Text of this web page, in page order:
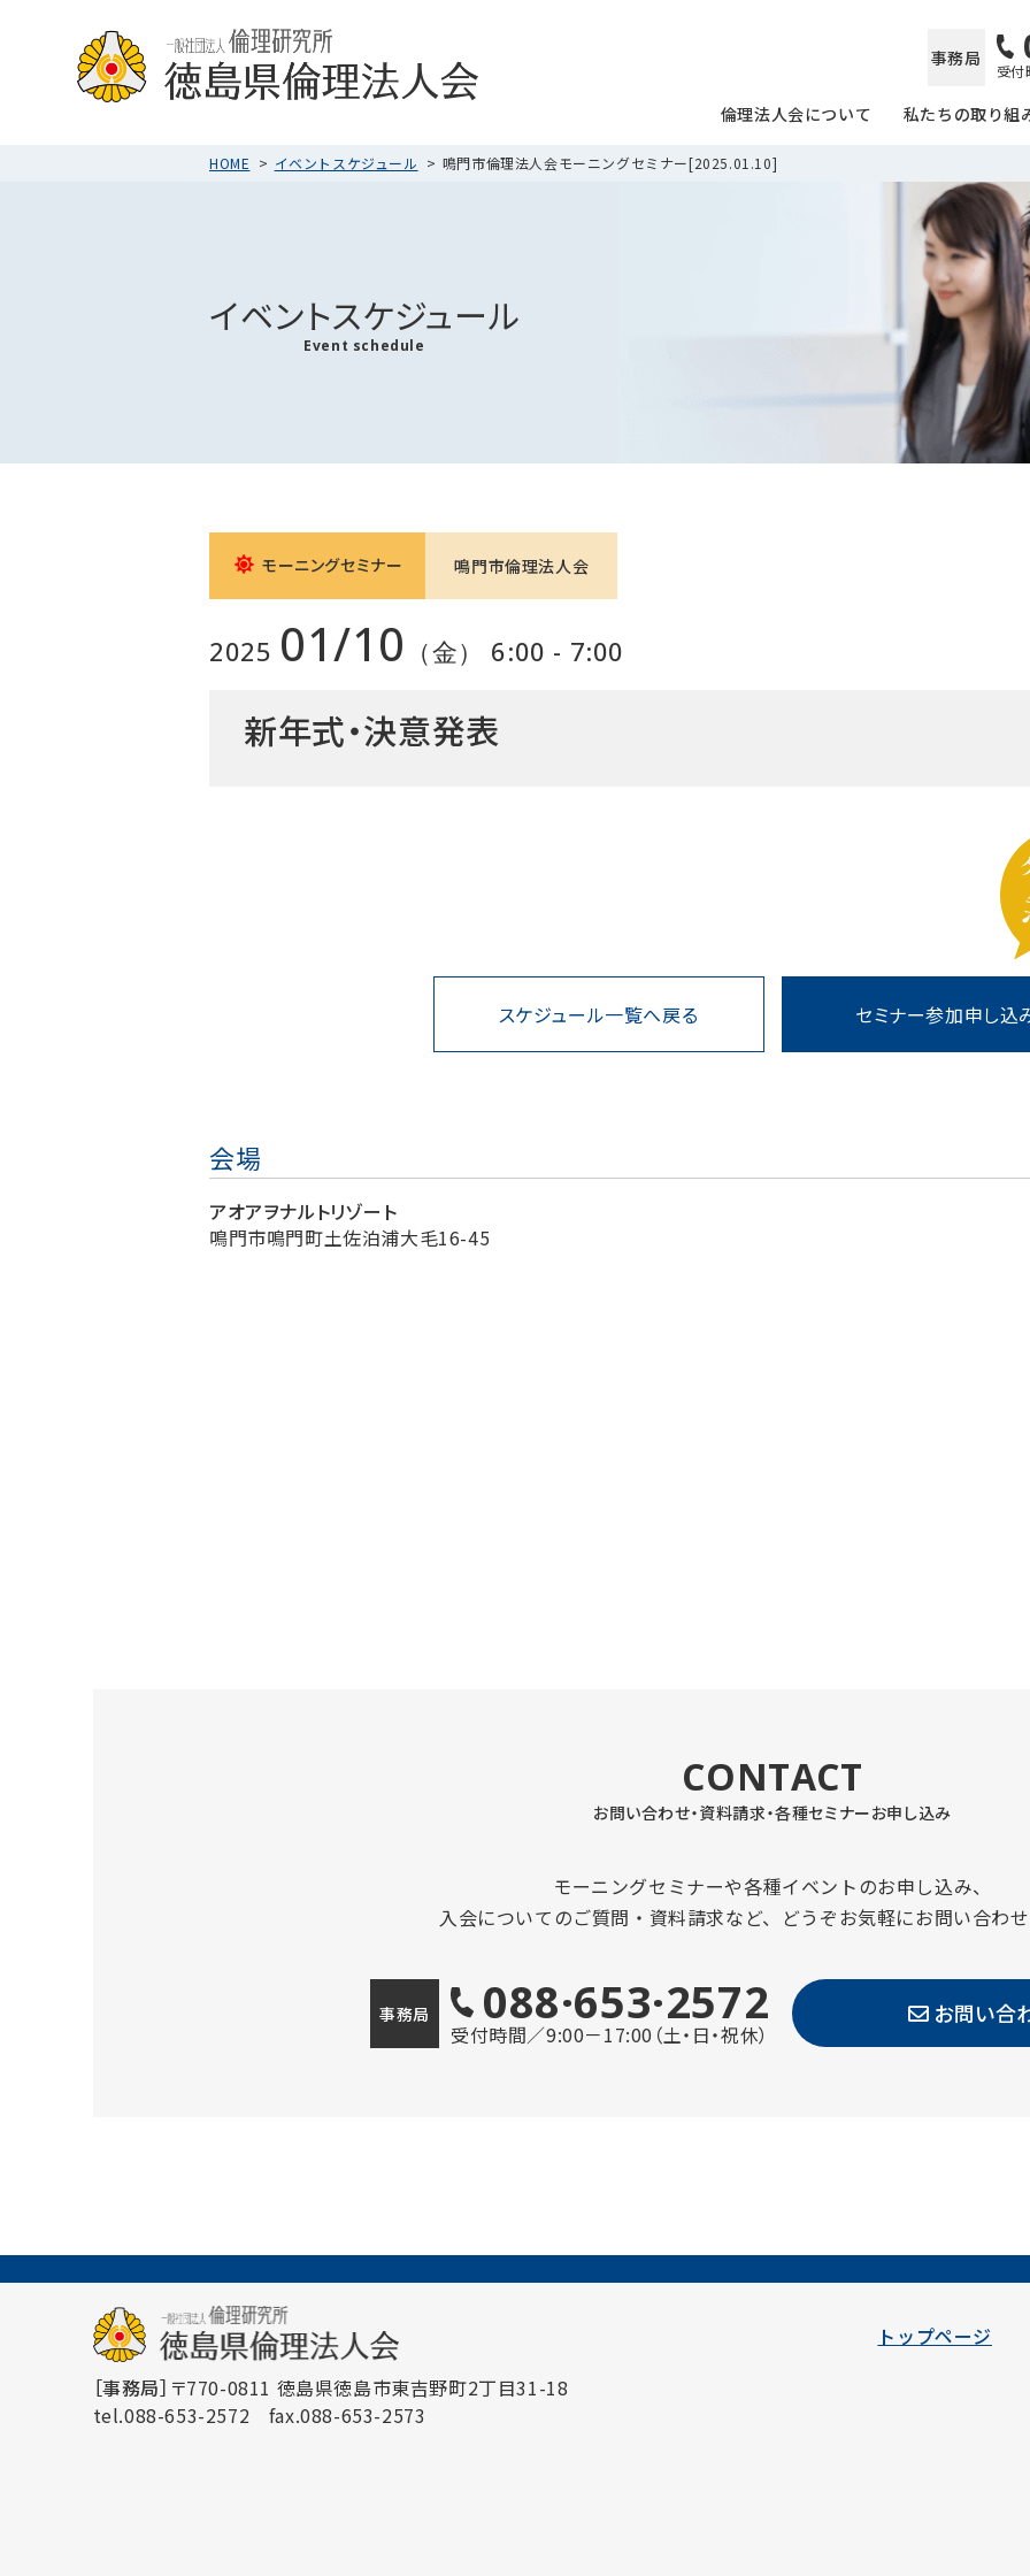
事務局
受付
倫理法人会について 私たちの取り組
HOME イベントスケジュール 鳴門市倫理法人会モーニングセミナー[2025.01.10]
イベントスケジュール
Event schedule
モーニングセミナー 鳴門市倫理法人会
2025 01/10 （金） 6:00 - 7:00
新年式・決意発表
スケジュール一覧へ戻る セミナー参加申し込
会場
アオアヲナルトリゾート
鳴門市鳴門町土佐泊浦大毛16-45
CONTACT
お問い合わせ・資料請求・各種セミナーお申し込み
モーニングセミナーや各種イベントのお申し込み、
入会についてのご質問・資料請求など、どうぞお気軽にお問い合わ
事務局 088·653·2572
受付時間／9:00－17:00（土・日・祝休）
お問い合
［事務局］ 〒770-0811 徳島県徳島市東吉野町2丁目31-18
tel.088-653-2572 fax.088-653-2573
トップページ